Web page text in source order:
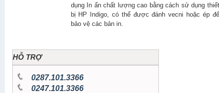
dụng In ấn chất lượng cao bằng cách sử dụng thiết
bị HP Indigo, có thể được đánh vecni hoặc ép để
bảo vệ các bản in.
HỖ TRỢ
0287.101.3366
0247.101.3366